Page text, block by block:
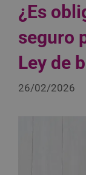
¿Es
seguro
Ley de
26/02/2026